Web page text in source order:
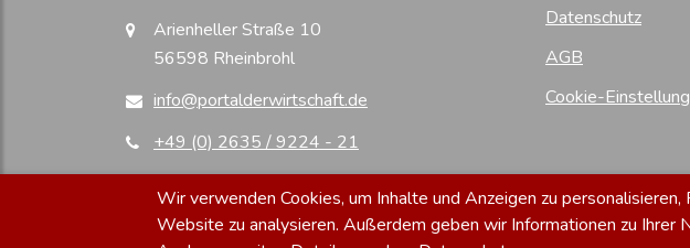
Arienheller Straße 10
56598 Rheinbrohl
info@portalderwirtschaft.de
+49 (0) 2635 / 9224 - 21
Datenschutz
AGB
Cookie-
Wir verwenden Cookies, um Inhalte und Anzeigen zu
Website zu analysieren. Außerdem geben wir Informationen zu